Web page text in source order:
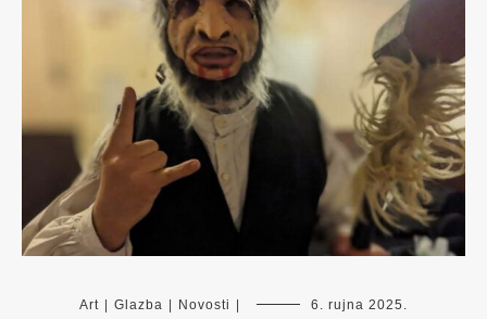
Art Glazba Novosti 6. rujna 2025.